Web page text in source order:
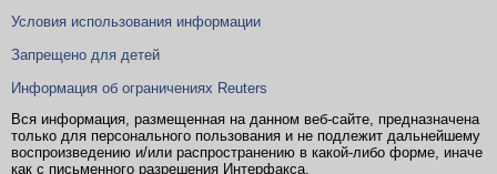
Условия использования информации
Запрещено для детей
Информация об ограничениях Reuters
Вся информация, размещенная на данном веб-сайте, предназначена
только для персонального пользования и не подлежит дальнейшему
воспроизведению и/или распространению в какой-либо форме, иначе
как с письменного разрешения Интерфакса.